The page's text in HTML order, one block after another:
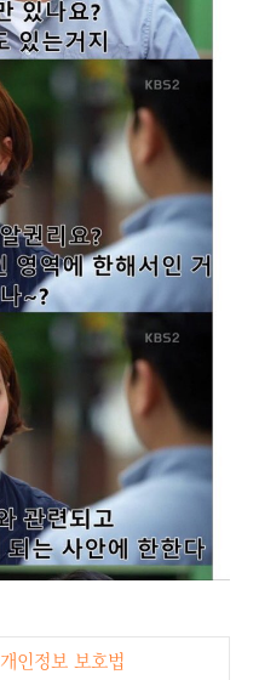
개인정보 보호법